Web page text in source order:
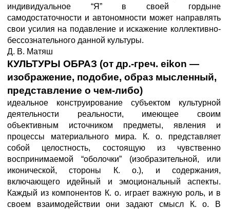
индивидуальное “Я” в своей гордыне
самодостаточности и автономности может направлять
свои усилия на подавление и искажение коллективно-
бессознательного данной культуры.
Д. В. Матяш
КУЛЬТУРЫ ОБРАЗ (от др.-греч. eikon —
изображение, подобие, образ мысленный,
представление о чем-либо)
идеальное конструирование субъектом культурной
деятельности реальности, имеющее своим
объективным источником предметы, явления и
процессы материального мира. К. о. представляет
собой целостность, состоящую из чувственно
воспринимаемой “оболочки” (изобразительной, или
иконической, стороны К. о.), и содержания,
включающего идейный и эмоциональный аспекты.
Каждый из компонентов К. о. играет важную роль, и в
своем взаимодействии они задают смысл К. о. В